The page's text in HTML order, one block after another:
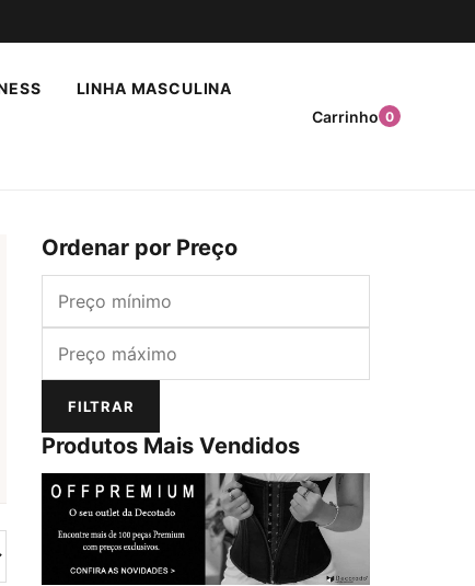
LINHA MASCULINA
Carrinho 0
Ordenar por Preço
FILTRAR
Produtos Mais Vendidos